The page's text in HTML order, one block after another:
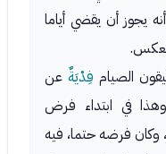
يجوز أن يقضي أياما
الصيام فِدْيَةٌ عن
وهذا في ابتداء فرض
وكان فرضه حتما، فيه